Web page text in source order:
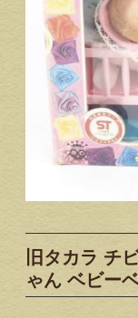
旧タカラ チ
ゃん ベビー